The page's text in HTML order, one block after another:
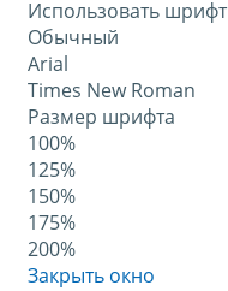
Использовать шрифт
Обычный
Arial
Times New Roman
Размер шрифта
100%
125%
150%
175%
200%
Закрыть окно